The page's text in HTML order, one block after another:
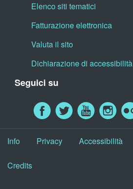
Elenco siti tematici
Fatturazione elettronica
Valuta il sito
Dichiarazione di accessibilità
Seguici su
Info Privacy Accessibilità
Credits